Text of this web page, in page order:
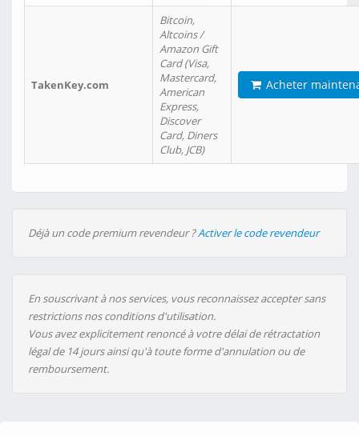
TakenKey.com
Bitcoin,
Altcoins /
Amazon Gift
Card (Visa,
Mastercard,
American
Express,
Discover
Card, Diners
Club, JCB)
Acheter
Déjà un code premium revendeur ?Activer le code revendeur
En souscrivant à nos services, vous reconnaissez accepter sans
restrictions nos conditions d'utilisation.
Vous avez explicitement renoncé à votre délai de rétractation
légal de 14 jours ainsi qu'à toute forme d'annulation ou de
remboursement.